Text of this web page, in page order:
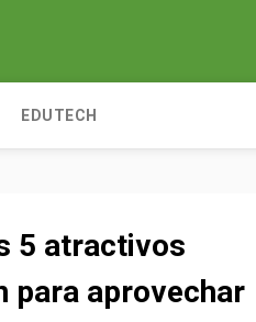
EDUTECH
5 atractivos
para aprovechar